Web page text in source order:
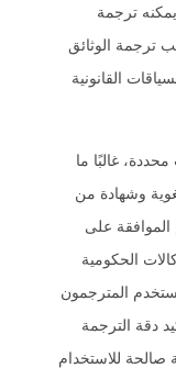
ترجمة
ترجمة الوثائق
القانونية
غالبًا ما
وشهادة من
على
الحكومية
المترجمون
دقة الترجمة
صالحة للاستخدام